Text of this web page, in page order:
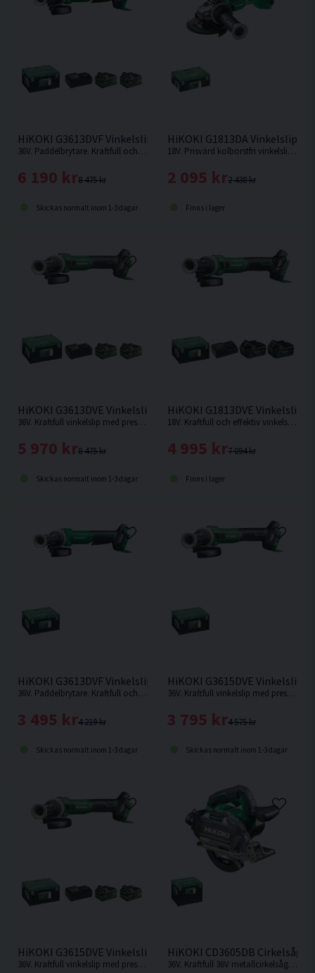
Dimension (L x B x H) 389x141x133 mm
Ljudtrycksosäkerhet K dB(A) 3
HiKOKI G3613DVF Vinkelslip 125mm 36V (2x2,5Ah)
36V. Paddelbrytare. Kraftfull och effektiv vinkelslip med variabelt varvtal. Förbättrad konstruktion med bättre hållbarhet mot damm och fukt.
8 475 kr
6 190 kr
Skickas normalt inom 1-3 dagar
HiKOKI G1813DA Vinkelslip
18V. Prisvärd kolborstfri vinkelslip på 125mm från HiKOKI. Levereras utan batteri & laddare.
2 438 kr
2 095 kr
Finns i lager
HiKOKI G3613DVE Vinkelslip 125mm 36V (2x2,5Ah)
36V. Kraftfull vinkelslip med prestanda som en nätdriven, maximal uteffekt 1.500W. Förbättrad konstruktion med bättre hållbarhet mot damm och fukt.
8 475 kr
5 970 kr
Skickas normalt inom 1-3 dagar
HiKOKI G1813DVE Vinkelslip
18V. Kraftfull och effektiv vinkelslip med variabelt varvtal. Förbättrad konstruktion med bättre hållbarhet mot damm och fukt.
7 094 kr
4 995 kr
Finns i lager
HiKOKI G3613DVF Vinkelslip 125mm 36V
36V. Paddelbrytare. Kraftfull och effektiv vinkelslip med variabelt varvtal. Förbättrad konstruktion med bättre hållbarhet mot damm och fukt. Levereras utan batteri & laddare.
4 219 kr
3 495 kr
Skickas normalt inom 1-3 dagar
HiKOKI G3615DVE Vinkelslip
36V. Kraftfull vinkelslip med prestanda som en nätdriven, maximal utefffekt 1.500W.
4 575 kr
3 795 kr
Skickas normalt inom 1-3 dagar
HiKOKI G3615DVE Vinkelslip 150mm 36V (2x2,5Ah)
36V. Kraftfull vinkelslip med prestanda som en nätdriven, maximal utefffekt 1.500W.
HiKOKI CD3605DB Cirkelsåg
36V. Kraftfull 36V metallcirkelsåg med kolborstfri motor med varvtal anpassat för kapning i metall. Levereras utan laddare och batterier.